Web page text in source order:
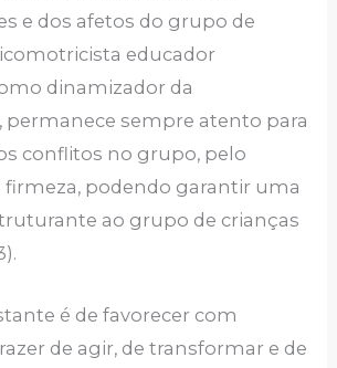
e dos afetos do grupo de
educador
dinamizador da
permanece sempre atento para
conflitos no grupo, pelo
firmeza, podendo garantir uma
ao grupo de crianças
é de favorecer com
de agir, de transformar e de